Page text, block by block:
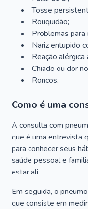
Tosse
Rouquidão;
Problemas para
Nariz entupido
Reação alérgica
Chiado ou dor
Roncos.
Como é uma
A consulta com
que é uma entrevista
para conhecer seus
saúde pessoal e
estar ali.
Em seguida, o
que consiste em